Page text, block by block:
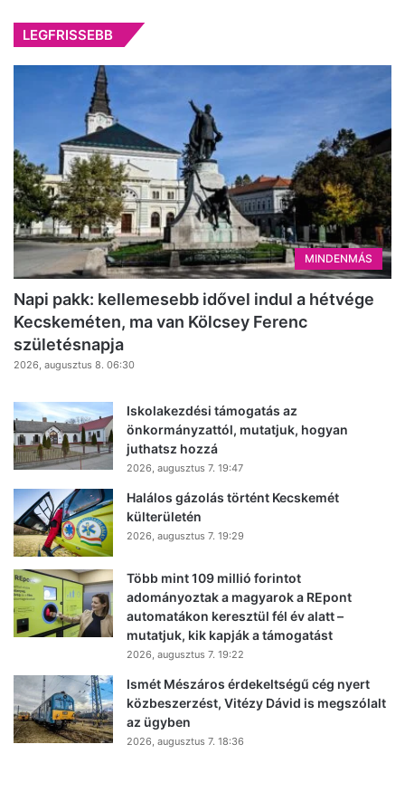
LEGFRISSEBB
MINDENMÁS
Napi pakk: kellemesebb idővel indul a hétvége
Kecskeméten, ma van Kölcsey Ferenc
születésnapja
2026, augusztus 8. 06:30
Iskolakezdési támogatás az
önkormányzattól, mutatjuk, hogyan
juthatsz hozzá
2026, augusztus 7. 19:47
Halálos gázolás történt Kecskemét
külterületén
2026, augusztus 7. 19:29
Több mint 109 millió forintot
adományoztak a magyarok a REpont
automatákon keresztül fél év alatt –
mutatjuk, kik kapják a támogatást
2026, augusztus 7. 19:22
Ismét Mészáros érdekeltségű cég nyert
közbeszerzést, Vitézy Dávid is megszólalt
az ügyben
2026, augusztus 7. 18:36